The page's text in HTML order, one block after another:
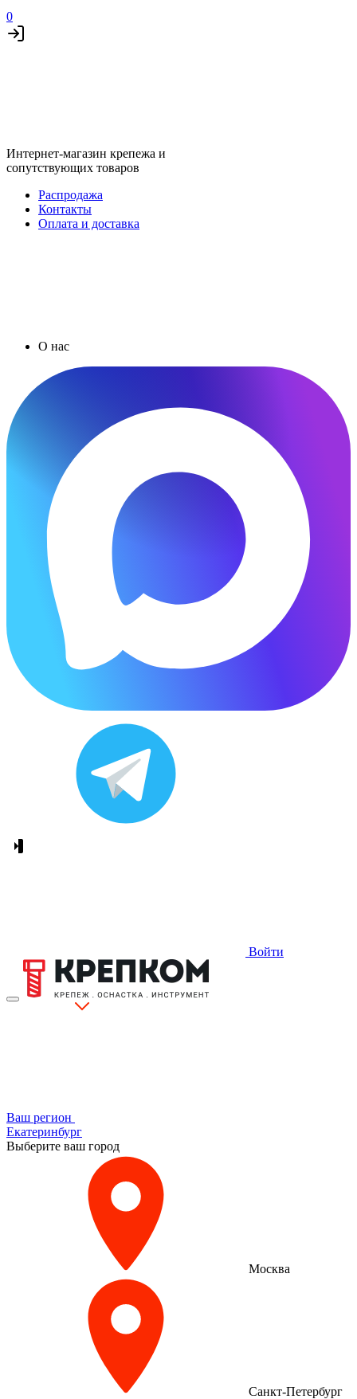
0
Интернет-магазин крепежа и
сопутствующих товаров
Распродажа
Контакты
Оплата и доставка
О нас
Войти
Ваш регион
Екатеринбург
Выберите ваш город
Москва
Санкт-Петербург